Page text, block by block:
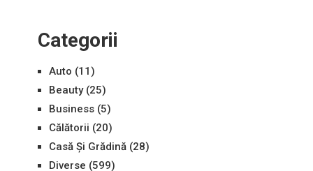
Categorii
Auto (11)
Beauty(25)
Business(5)
Călătorii (20)
Casă Și Grădină(28)
Diverse (599)